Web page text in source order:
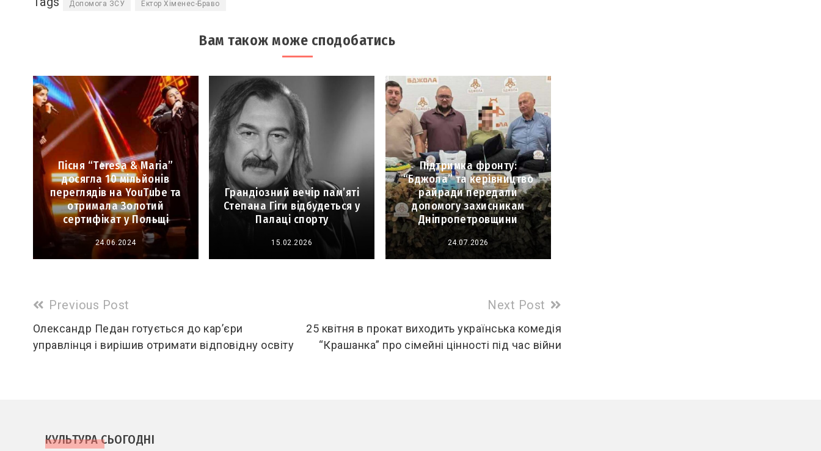
Допомога ЗСУ Ектор Хіменес-Браво
Вам також може сподобатись
Пісня “Teresa & Maria”
досягла 10 мільйонів
переглядів на YouTube та
отримала Золотий
сертифікат у Польщі
24.06.2024
Грандіозний вечір пам’яті
Степана Гіги відбудеться у
Палаці спорту
15.02.2026
Підтримка фронту:
“Бджола” та керівництво
райради передали
допомогу захисникам
Дніпропетровщини
24.07.2026
Read
more
articles
Previous Post
Олександр Педан готується до кар’єри
управлінця і вирішив отримати відповідну освіту
Next Post
25 квітня в прокат виходить українська комедія
“Крашанка” про сімейні цінності під час війни
КУЛЬТУРА СЬОГОДНІ